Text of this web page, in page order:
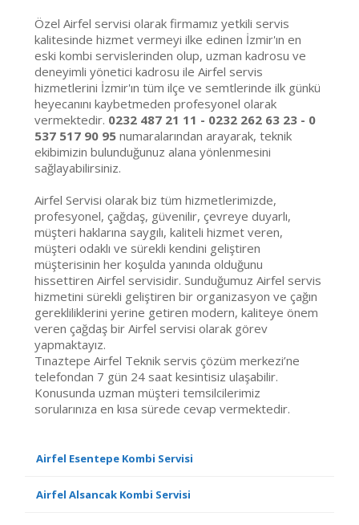
Özel Airfel servisi olarak firmamız yetkili servis
kalitesinde hizmet vermeyi ilke edinen İzmir'ın en
eski kombi servislerinden olup, uzman kadrosu ve
deneyimli yönetici kadrosu ile Airfel servis
hizmetlerini İzmir'ın tüm ilçe ve semtlerinde ilk günkü
heyecanını kaybetmeden profesyonel olarak
vermektedir. 0232 487 21 11 - 0232 262 63 23 - 0
537 517 90 95 numaralarından arayarak, teknik
ekibimizin bulunduğunuz alana yönlenmesini
sağlayabilirsiniz.
Airfel Servisi olarak biz tüm hizmetlerimizde,
profesyonel, çağdaş, güvenilir, çevreye duyarlı,
müşteri haklarına saygılı, kaliteli hizmet veren,
müşteri odaklı ve sürekli kendini geliştiren
müşterisinin her koşulda yanında olduğunu
hissettiren Airfel servisidir. Sunduğumuz Airfel servis
hizmetini sürekli geliştiren bir organizasyon ve çağın
gerekliliklerini yerine getiren modern, kaliteye önem
veren çağdaş bir Airfel servisi olarak görev
yapmaktayız.
Tınaztepe Airfel Teknik servis çözüm merkezi’ne
telefondan 7 gün 24 saat kesintisiz ulaşabilir.
Konusunda uzman müşteri temsilcilerimiz
sorularınıza en kısa sürede cevap vermektedir.
Airfel Esentepe Kombi Servisi
Airfel Alsancak Kombi Servisi